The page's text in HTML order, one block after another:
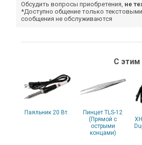
Обсудить вопросы приобретения, не
*Доступно общение только
сообщения не обслуживаются
С этим
Паяльник 20 Вт.
Пинцет TLS-12
(Прямой с
острыми
концами)